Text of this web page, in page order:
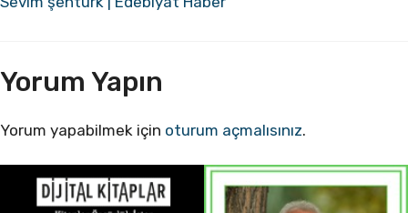
Yorum Yapın
Yorum yapabilmek için oturum açmalısınız.